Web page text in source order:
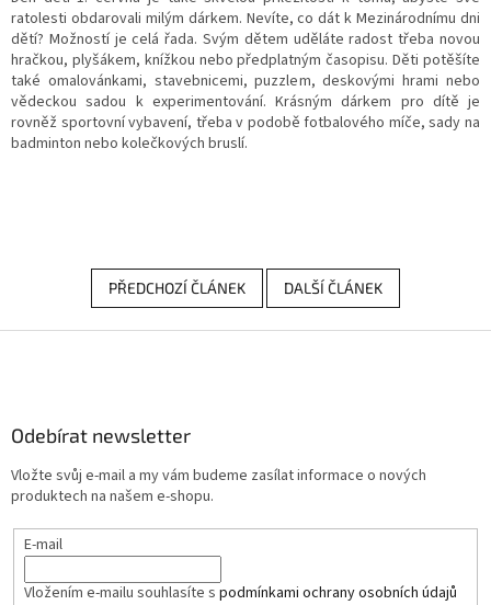
ratolesti obdarovali milým dárkem. Nevíte, co dát k Mezinárodnímu dni
dětí? Možností je celá řada. Svým dětem uděláte radost třeba novou
hračkou, plyšákem, knížkou nebo předplatným časopisu. Děti potěšíte
také omalovánkami, stavebnicemi, puzzlem, deskovými hrami nebo
vědeckou sadou k experimentování. Krásným dárkem pro dítě je
rovněž sportovní vybavení, třeba v podobě fotbalového míče, sady na
badminton nebo kolečkových bruslí.
PŘEDCHOZÍ ČLÁNEK DALŠÍ ČLÁNEK
Odebírat newsletter
Vložte svůj e-mail a my vám budeme zasílat informace o nových
produktech na našem e-shopu.
E-mail
Vložením e-mailu souhlasíte s podmínkami ochrany osobních údajů